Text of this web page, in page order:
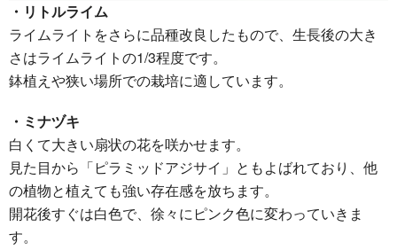
・リトルライム
ライムライトをさらに品種改良したもので、生長後の大き
さはライムライトの1/3程度です。
鉢植えや狭い場所での栽培に適しています。
・ミナヅキ
白くて大きい扇状の花を咲かせます。
見た目から「ピラミッドアジサイ」ともよばれており、他
の植物と植えても強い存在感を放ちます。
開花後すぐは白色で、徐々にピンク色に変わっていきま
す。